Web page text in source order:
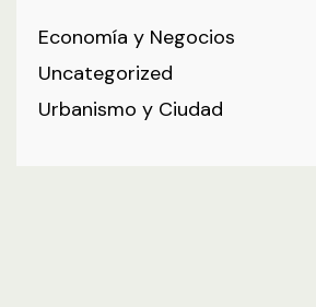
Economía y Negocios
Uncategorized
Urbanismo y Ciudad